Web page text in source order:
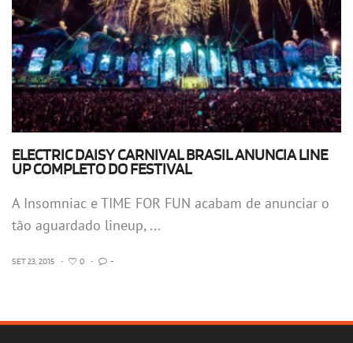
ELECTRIC DAISY CARNIVAL BRASIL ANUNCIA LINE
UP COMPLETO DO FESTIVAL
A Insomniac e TIME FOR FUN acabam de anunciar o
tão aguardado lineup, ...
SET 23, 2015 • 0 • -